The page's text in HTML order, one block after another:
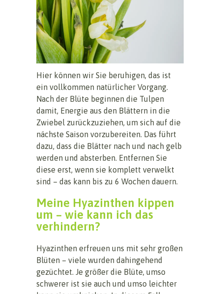
Hier können wir Sie beruhigen, das ist
ein vollkommen natürlicher Vorgang.
Nach der Blüte beginnen die Tulpen
damit, Energie aus den Blättern in die
Zwiebel zurückzuziehen, um sich auf die
nächste Saison vorzubereiten. Das führt
dazu, dass die Blätter nach und nach gelb
werden und absterben. Entfernen Sie
diese erst, wenn sie komplett verwelkt
sind – das kann bis zu 6 Wochen dauern.
Meine Hyazinthen kippen
um – wie kann ich das
verhindern?
Hyazinthen erfreuen uns mit sehr großen
Blüten – viele wurden dahingehend
gezüchtet. Je größer die Blüte, umso
schwerer ist sie auch und umso leichter